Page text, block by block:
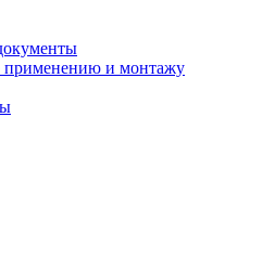
применению и монтажу